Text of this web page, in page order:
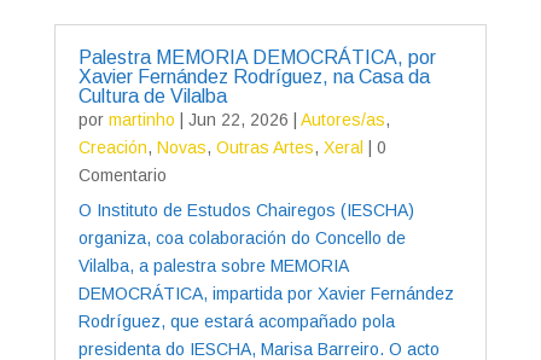
Palestra MEMORIA DEMOCRÁTICA, por
Xavier Fernández Rodríguez, na Casa da
Cultura de Vilalba
por martinho Jun 22, 2026 Autores/as,
Creación, Novas, Outras Artes, Xeral
| 0
Comentario
O Instituto de Estudos Chairegos (IESCHA)
organiza, coa colaboración do Concello de
Vilalba, a palestra sobre MEMORIA
DEMOCRÁTICA, impartida por Xavier Fernández
Rodríguez, que estará acompañado pola
presidenta do IESCHA, Marisa Barreiro. O acto